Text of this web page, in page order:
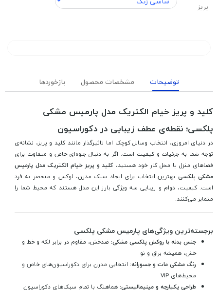
پریز
توضیحات مشخصات محصول بازخوردها
کلید و پریز خیام الکتریک مدل پارمیس مشکی
پلکسی؛ نقطه‌ی عطف زیبایی در دکوراسیون
در دنیای امروزی، انتخاب وسایل کوچک اما تاثیرگذار مانند کلید و پریز، نشانه‌ی
توجه شما به جزئیات و کیفیت است. اگر به دنبال جلوه‌ای خاص و متفاوت برای
فضاهای منزل یا محل کار خود هستید، کلید و پریز خیام الکتریک مدل پارمیس
مشکی پلکسی بهترین انتخاب برای ایجاد سبک مدرن، لوکس و منحصر به فرد
است. کیفیت، دوام و زیبایی سه ویژگی بارز این مدل هستند که محیط شما را
متمایز می‌کنند.
برجسته‌ترین ویژگی‌های پارمیس مشکی پلکسی
جنس بدنه با روکش پلکسی مشکی: ضدخش، مقاوم در برابر لکه و خط و
خش، همیشه براق و نو
رنگ مشکی مات و جسورانه: انتخابی مدرن برای دکوراسیون‌های خاص و
محیط‌های VIP
طراحی یکپارچه و مینیمالیستی: هماهنگ با تمام سبک‌های دکوراسیون